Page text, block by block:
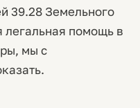
39.28 Земельного
легальная помощь в
мы с